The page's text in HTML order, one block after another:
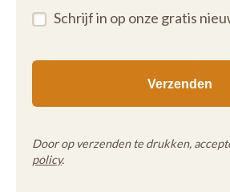
Schrijf in op onze gratis
Door op verzenden te drukken,
policy.